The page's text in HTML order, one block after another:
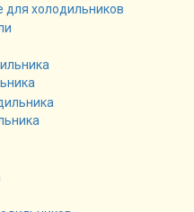
для холодильников